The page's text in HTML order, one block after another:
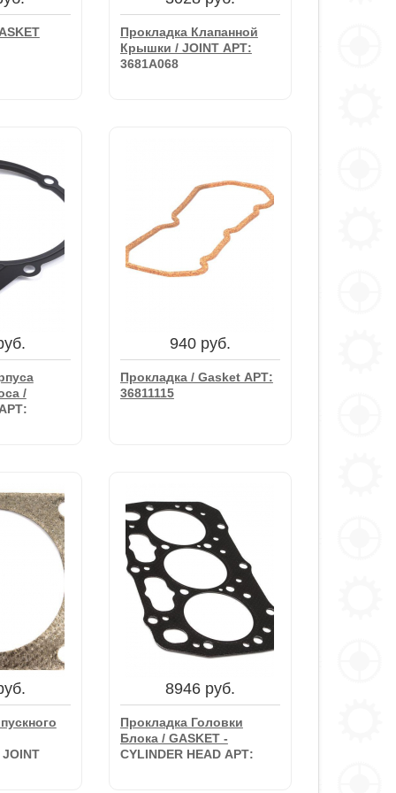
Прокладка Клапанной
Крышки / JOINT АРТ:
3681A068
3028 руб.
Прокладка Клапанной
В корзину
/
/
АРТ:
940 руб.
Прокладка / Gasket АРТ:
36811115
940 руб.
Прокладка / Gasket АРТ:
36811115
В корзину
8946 руб.
Прокладка Головки
Блока / GASKET -
CYLINDER HEAD АРТ: